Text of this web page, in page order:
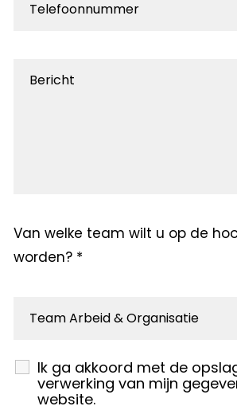
Van welke team wilt u op de
worden? *
Ik ga akkoord met de
verwerking van mijn
website.